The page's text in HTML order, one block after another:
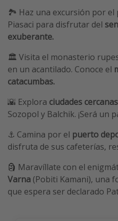
🏞️ Haz una excursión por el
Piasaci para disfrutar del
exuberante.
🏛️ Visita el monasterio
en un acantilado. Conoce el
catacumbas.
🌇 Explora ciudades cercanas
Sozopol y Balchik. ¡Será un
⚓ Camina por el puerto
disfruta de sus cafeterías,
🗿 Maravíllate con el
Varna (Pobiti Kamani), una
que espera ser declarado